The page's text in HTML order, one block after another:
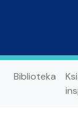
Biblioteka